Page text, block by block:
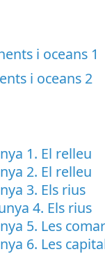
i oceans 1
i oceans 2
1. El relleu
2. El relleu
3. Els rius
4. Els rius
5. Les
6. Les